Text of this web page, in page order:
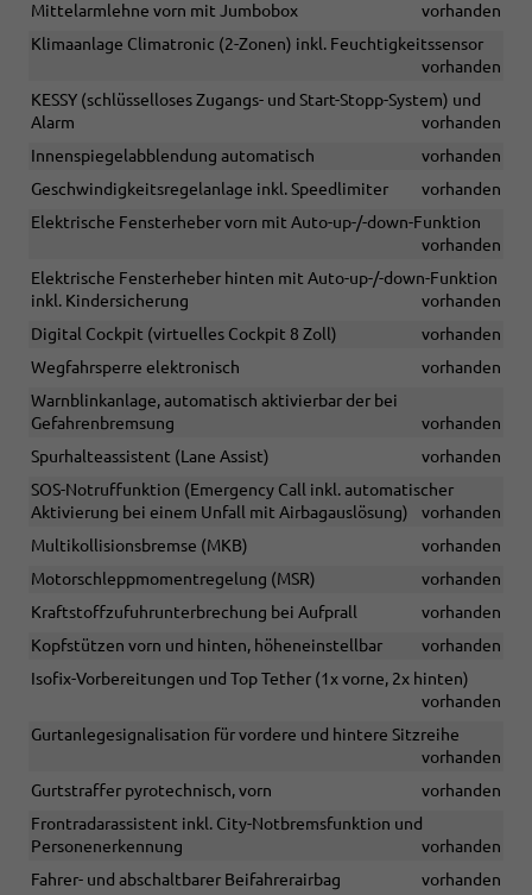
Mittelarmlehne vorn mit Jumbobox
vorhanden
Klimaanlage Climatronic (2-Zonen) inkl. Feuchtigkeitssensor
vorhanden
KESSY (schlüsselloses Zugangs- und Start-Stopp-System) und
Alarm
vorhanden
Innenspiegelabblendung automatisch
vorhanden
Geschwindigkeitsregelanlage inkl. Speedlimiter
vorhanden
Elektrische Fensterheber vorn mit Auto-up-/-down-Funktion
vorhanden
Elektrische Fensterheber hinten mit Auto-up-/-down-Funktion
inkl. Kindersicherung
vorhanden
Digital Cockpit (virtuelles Cockpit 8 Zoll)
vorhanden
Wegfahrsperre elektronisch
vorhanden
Warnblinkanlage, automatisch aktivierbar der bei
Gefahrenbremsung
vorhanden
Spurhalteassistent (Lane Assist)
vorhanden
SOS-Notruffunktion (Emergency Call inkl. automatischer
Aktivierung bei einem Unfall mit Airbagauslösung)
vorhanden
Multikollisionsbremse (MKB)
vorhanden
Motorschleppmomentregelung (MSR)
vorhanden
Kraftstoffzufuhrunterbrechung bei Aufprall
vorhanden
Kopfstützen vorn und hinten, höheneinstellbar
vorhanden
Isofix-Vorbereitungen und Top Tether (1x vorne, 2x hinten)
vorhanden
Gurtanlegesignalisation für vordere und hintere Sitzreihe
vorhanden
Gurtstraffer pyrotechnisch, vorn
vorhanden
Frontradarassistent inkl. City-Notbremsfunktion und
Personenerkennung
vorhanden
Fahrer- und abschaltbarer Beifahrerairbag
vorhanden